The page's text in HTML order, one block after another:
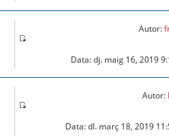
Autor:
Data: dj. maig 16, 2019
Autor:
Data: dl. març 18, 2019